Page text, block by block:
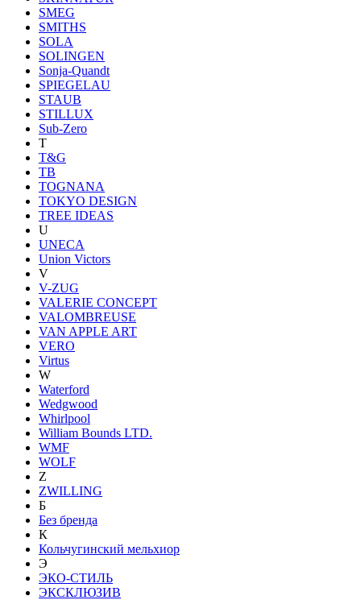
SMEG
SMITHS
SOLA
SOLINGEN
Sonja-Quandt
SPIEGELAU
STAUB
STILLUX
Sub-Zero
T
T&G
TB
TOGNANA
TOKYO DESIGN
TREE IDEAS
U
UNECA
Union Victors
V
V-ZUG
VALERIE CONCEPT
VALOMBREUSE
VAN APPLE ART
VERO
Virtus
W
Waterford
Wedgwood
Whirlpool
William Bounds LTD.
WMF
WOLF
Z
ZWILLING
Б
Без бренда
К
Кольчугинский мельхиор
Э
ЭКО-СТИЛЬ
ЭКСКЛЮЗИВ